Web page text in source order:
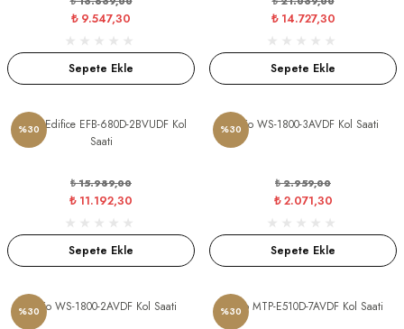
₺ 9.547,30
Sepete Ekle
₺ 14.727,30
Sepete Ekle
%30
Casio Edifice EFB-680D-2BVUDF Kol
Saati
₺ 15.989,00
₺ 11.192,30
Sepete Ekle
%30
Casio WS-1800-3AVDF Kol Saati
₺ 2.959,00
₺ 2.071,30
Sepete Ekle
%30
Casio WS-1800-2AVDF Kol Saati %30
Casio MTP-E510D-7AVDF Kol Saati